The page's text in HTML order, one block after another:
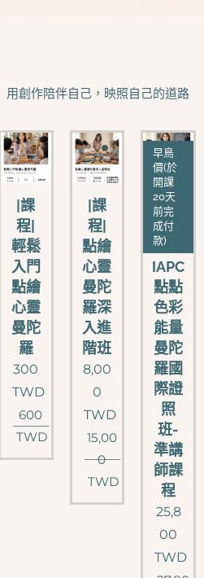
用創作陪伴自己，映照自己的道路
|課
程|
輕鬆
入門
點繪
心靈
曼陀
羅
300
TWD
600
TWD
|課
程|
點繪
心靈
曼陀
羅深
入進
階班
8,00
0
TWD
15,00
0
TWD
|證照
班|
美國
IAPC
點點
色彩
能量
曼陀
羅國
際證
照
班-
準講
師課
程
早鳥
價(於
開課
20天
前完
成付
款)
25,8
00
TWD